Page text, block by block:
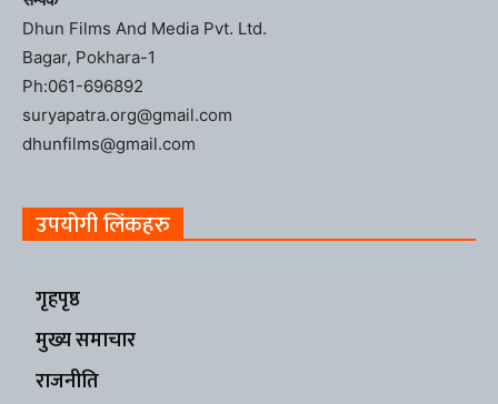
Dhun Films And Media Pvt. Ltd.
Bagar, Pokhara-1
Ph:061-696892
suryapatra.org@gmail.com
dhunfilms@gmail.com
उपयोगी लिंकहरु
गृहपृष्ठ
मुख्य समाचार
राजनीति